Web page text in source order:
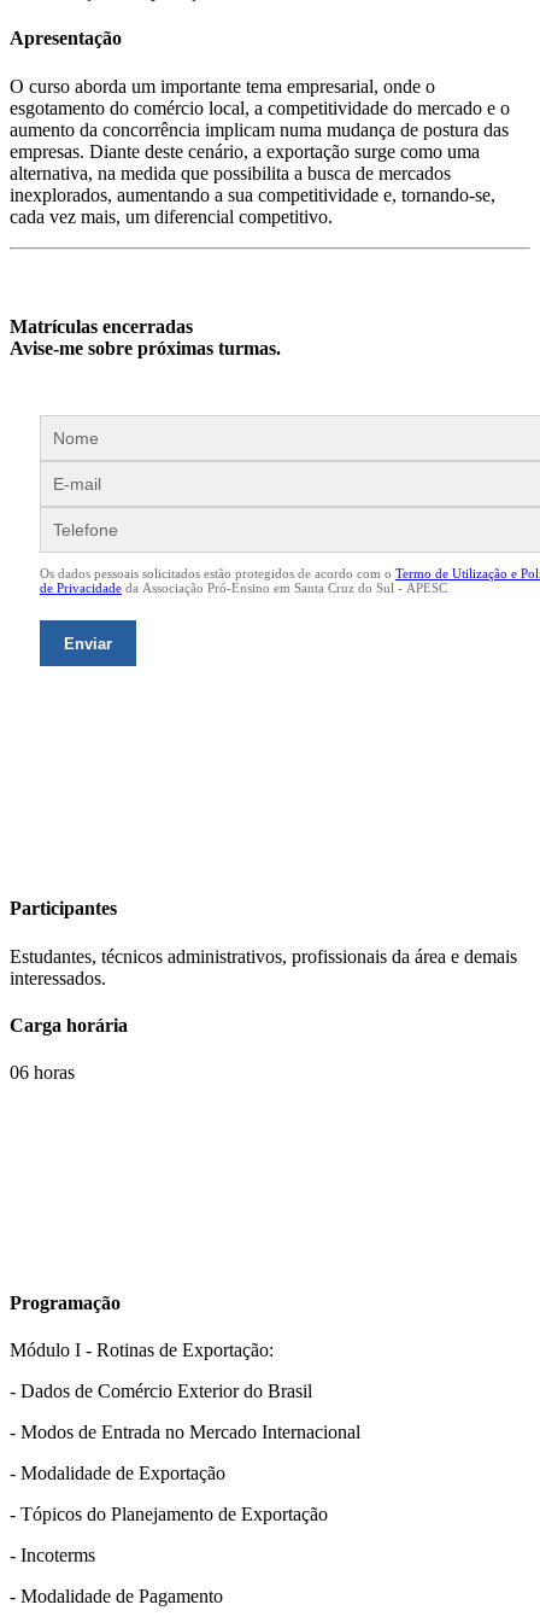
Apresentação
O curso aborda um importante tema empresarial, onde o
esgotamento do comércio local, a competitividade do mercado e o
aumento da concorrência implicam numa mudança de postura das
empresas. Diante deste cenário, a exportação surge como uma
alternativa, na medida que possibilita a busca de mercados
inexplorados, aumentando a sua competitividade e, tornando-se,
cada vez mais, um diferencial competitivo.
Matrículas encerradas
Avise-me sobre próximas turmas.
Participantes
Estudantes, técnicos administrativos, profissionais da área e demais
interessados.
Carga horária
06 horas
Programação
Módulo I - Rotinas de Exportação:
- Dados de Comércio Exterior do Brasil
- Modos de Entrada no Mercado Internacional
- Modalidade de Exportação
- Tópicos do Planejamento de Exportação
- Incoterms
- Modalidade de Pagamento